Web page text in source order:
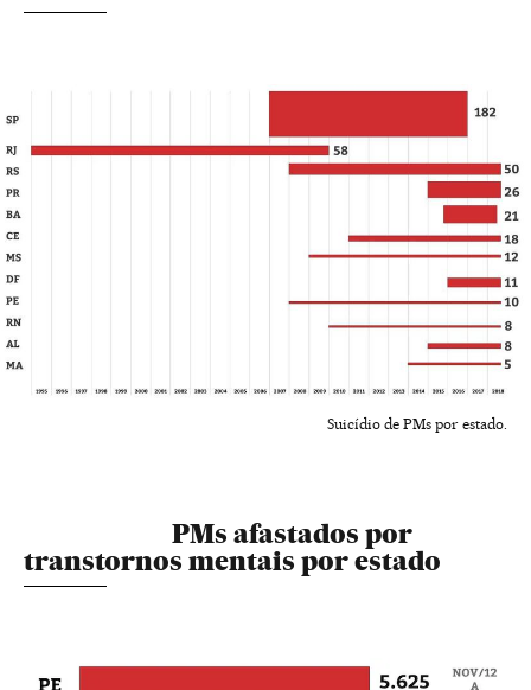
Suicídio de PMs por estado.
PMs afastados por
transtornos mentais por estado